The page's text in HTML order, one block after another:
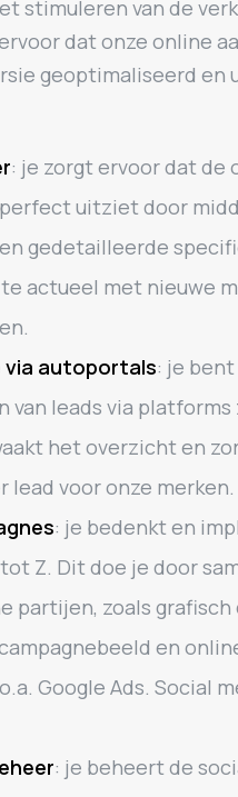
stimuleren van de
dat onze online
geoptimaliseerd en
: je zorgt ervoor dat de
uitziet door
gedetailleerde
actueel met nieuwe
via autoportals: je
van leads via
het overzicht en
lead voor onze merken.
: je bedenkt en
tot Z. Dit doe je door
partijen, zoals
en
Google Ads. Social
: je beheert de